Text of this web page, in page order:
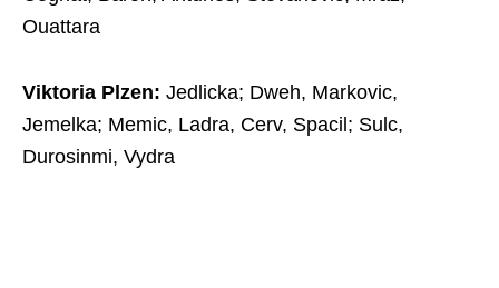
Ouattara
Viktoria Plzen: Jedlicka; Dweh, Markovic,
Jemelka; Memic, Ladra, Cerv, Spacil; Sulc,
Durosinmi, Vydra